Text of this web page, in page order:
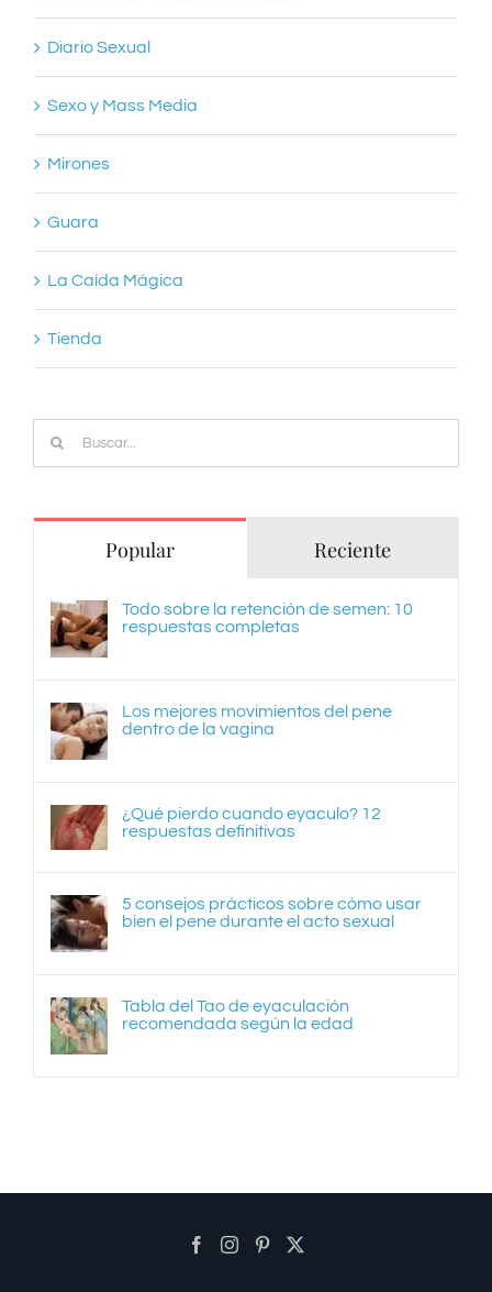
Diario Sexual
Sexo y Mass Media
Mirones
Guara
La Caída Mágica
Tienda
Buscar:
Popular Reciente
Todo sobre la retención de semen: 10
respuestas completas
Los mejores movimientos del pene
dentro de la vagina
¿Qué pierdo cuando eyaculo? 12
respuestas definitivas
5 consejos prácticos sobre cómo usar
bien el pene durante el acto sexual
Tabla del Tao de eyaculación
recomendada según la edad